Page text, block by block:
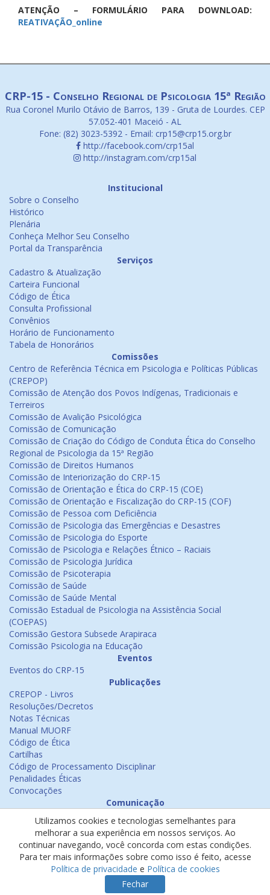
ATENÇÃO – FORMULÁRIO PARA DOWNLOAD:
REATIVAÇÃO_online
CRP-15 - Conselho Regional de Psicologia 15ª Região
Rua Coronel Murilo Otávio de Barros, 139 - Gruta de Lourdes. CEP
57.052-401 Maceió - AL
Fone: (82) 3023-5392 - Email: crp15@crp15.org.br
http://facebook.com/crp15al
http://instagram.com/crp15al
Institucional
Sobre o Conselho
Histórico
Plenária
Conheça Melhor Seu Conselho
Portal da Transparência
Serviços
Cadastro & Atualização
Carteira Funcional
Código de Ética
Consulta Profissional
Convênios
Horário de Funcionamento
Tabela de Honorários
Comissões
Centro de Referência Técnica em Psicologia e Políticas Públicas
(CREPOP)
Comissão de Atenção dos Povos Indígenas, Tradicionais e
Terreiros
Comissão de Avalição Psicológica
Comissão de Comunicação
Comissão de Criação do Código de Conduta Ética do Conselho
Regional de Psicologia da 15ª Região
Comissão de Direitos Humanos
Comissão de Interiorização do CRP-15
Comissão de Orientação e Ética do CRP-15 (COE)
Comissão de Orientação e Fiscalização do CRP-15 (COF)
Comissão de Pessoa com Deficiência
Comissão de Psicologia das Emergências e Desastres
Comissão de Psicologia do Esporte
Comissão de Psicologia e Relações Étnico – Raciais
Comissão de Psicologia Jurídica
Comissão de Psicoterapia
Comissão de Saúde
Comissão de Saúde Mental
Comissão Estadual de Psicologia na Assistência Social
(COEPAS)
Comissão Gestora Subsede Arapiraca
Comissão Psicologia na Educação
Eventos
Eventos do CRP-15
Publicações
CREPOP - Livros
Resoluções/Decretos
Notas Técnicas
Manual MUORF
Código de Ética
Cartilhas
Código de Processamento Disciplinar
Penalidades Éticas
Convocações
Comunicação
Emissão de Certificados
Psicologia na Mídia
Ouvidoria
Política de cookies
Política de privacidade
Utilizamos cookies e tecnologias semelhantes para
melhorar a sua experiência em nossos serviços. Ao
continuar navegando, você concorda com estas condições.
Para ter mais informações sobre como isso é feito, acesse
Política de privacidade e Política de cookies
Fechar